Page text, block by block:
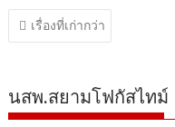
แนะแนว
เรื่อง
เรื่องที่เก่ากว่า
นสพ.สยามโฟกัสไทม์